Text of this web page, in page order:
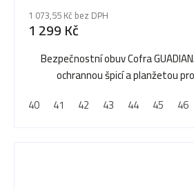
1 073,55 Kč bez DPH
1 299 Kč
Bezpečnostní obuv Cofra
ochrannou špicí a planžetou
40
41 42 43 44 45 46